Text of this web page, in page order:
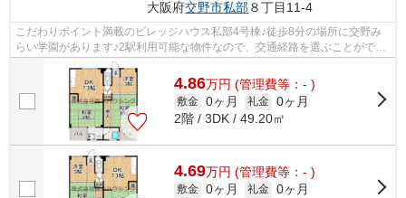
大阪府交野市私部８丁目11-4
こだわりポイント満載のビレッジハウス私部4号棟♪徒歩8分の場所に交野み
らい学園があります♪2駅利用可能な物件なので、交通経路を選ぶことができ
ます♪風通しが良く、湿気やカビの心配...
4.86万円 (管理費等：- )
敷金 0ヶ月 礼金 0ヶ月
2階 / 3DK / 49.20㎡
4.69万円 (管理費等：- )
敷金 0ヶ月 礼金 0ヶ月